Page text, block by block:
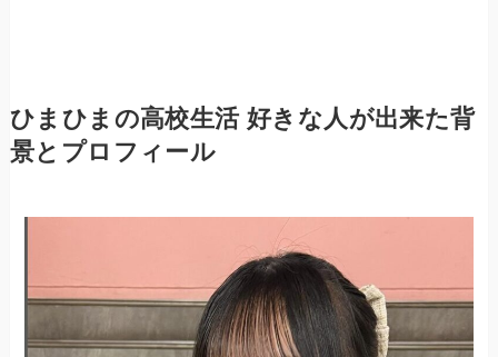
ひまひまの高校生活 好きな人が出来た背
景とプロフィール